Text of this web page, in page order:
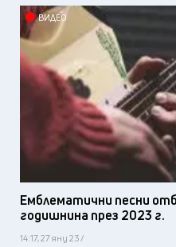
ВИДЕО
Емблематични песни
годишнина през 2023 г.
14:17, 27 яну 23 /